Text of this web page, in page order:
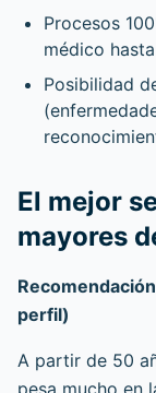
Procesos
médico
Posibilidad
El mejor
mayores
perfil)
A partir de 50
pesa mucho en